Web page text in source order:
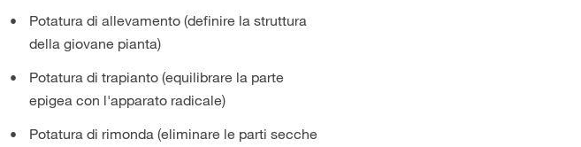
Potatura di allevamento (definire la struttura
della giovane pianta)
Potatura di trapianto (equilibrare la parte
epigea con l'apparato radicale)
Potatura di rimonda (eliminare le parti secche